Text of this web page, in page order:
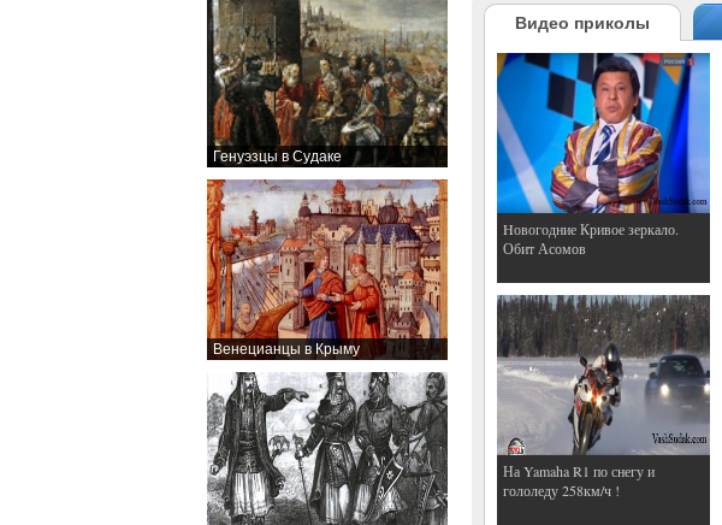
Генуэзцы в Судаке
Венецианцы в Крыму
Видео приколы
Hовогодние Кривое зеркало.
Обит Асомов
На Yamaha R1 по снегу и
гололеду 258км/ч !